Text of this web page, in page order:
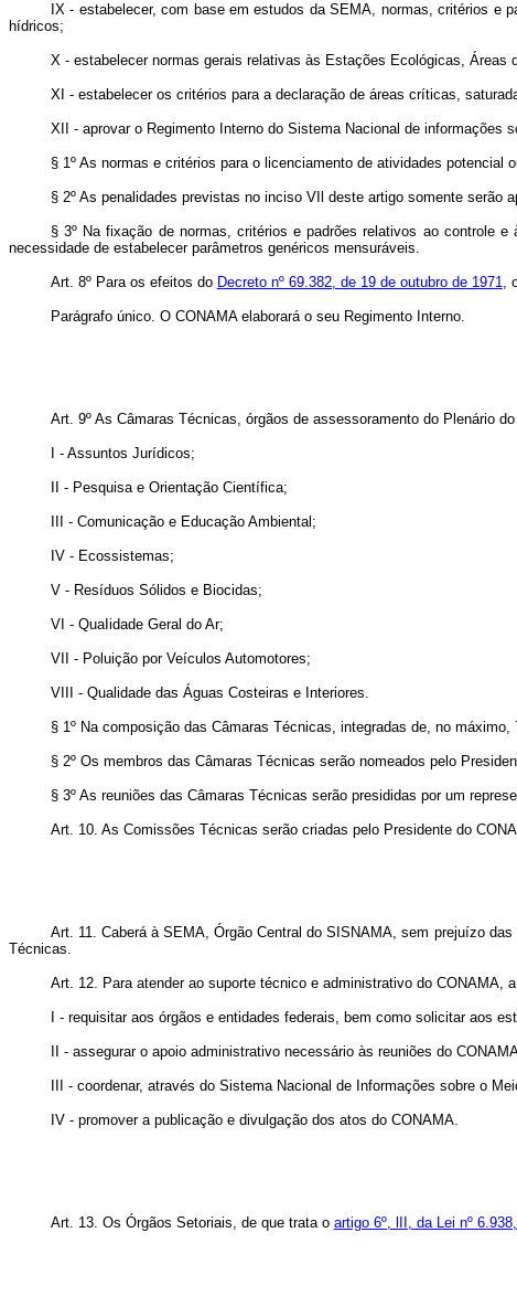
IX - estabelecer, com base em estudos da SEMA, normas, critérios e
hídricos;
X - estabelecer normas gerais relativas às Estações Ecológicas,
XI - estabelecer os critérios para a declaração de áreas críticas,
XII - aprovar o Regimento Interno do Sistema Nacional de informações
§ 1º As normas e critérios para o licenciamento de atividades
§ 2º As penalidades previstas no inciso VIl deste artigo somente
§ 3º Na fixação de normas, critérios e padrões relativos ao controle
necessidade de estabelecer parâmetros genéricos mensuráveis.
Art. 8º Para os efeitos do Decreto nº 69.382, de 19 de outubro de 1971,
Parágrafo único. O CONAMA elaborará o seu Regimento Interno.
Art. 9º As Câmaras Técnicas, órgãos de assessoramento do Plenário
I - Assuntos Jurídicos;
II - Pesquisa e Orientação Científica;
III - Comunicação e Educação Ambiental;
IV - Ecossistemas;
V - Resíduos Sólidos e Biocidas;
VI - QuaIidade Geral do Ar;
VII - Poluição por Veículos Automotores;
VIII - Qualidade das Águas Costeiras e Interiores.
§ 1º Na composição das Câmaras Técnicas, integradas de, no
§ 2º Os membros das Câmaras Técnicas serão nomeados pelo
§ 3º As reuniões das Câmaras Técnicas serão presididas por um
Art. 10. As Comissões Técnicas serão criadas pelo Presidente do
Art. 11. Caberá à SEMA, Órgão Central do SISNAMA, sem prejuízo
Técnicas.
Art. 12. Para atender ao suporte técnico e administrativo do
I - requisitar aos órgãos e entidades federais, bem como solicitar aos
II - assegurar o apoio administrativo necessário às reuniões do
III - coordenar, através do Sistema Nacional de Informações sobre o
IV - promover a publicação e divulgação dos atos do CONAMA.
Art. 13. Os Órgãos Setoriais, de que trata o artigo 6º, lII, da Lei nº